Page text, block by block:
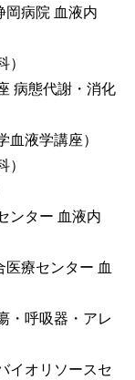
岡病院 血液内
病態代謝・消化
液学講座）
ンター 血液内
療センター 血
・呼吸器・アレ
イオリソースセ